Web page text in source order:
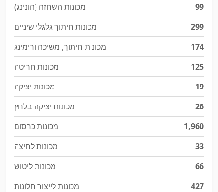
מכונות השחזה (הונינג)
99
מכונות חיתוך גלגלי שיניים
299
מכונות חיתוך, משיכה ורימינג
174
מכונות חריטה
125
מכונות יציקה
19
מכונות יציקה בלחץ
26
מכונות כרסום
1,960
מכונות לחיצה
33
מכונות ליטוש
66
מכונות לייצור חלונות
427